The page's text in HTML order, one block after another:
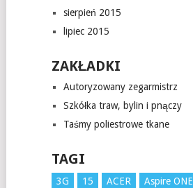
sierpień 2015
lipiec 2015
ZAKŁADKI
Autoryzowany zegarmistrz
Szkółka traw, bylin i pnączy
Taśmy poliestrowe tkane
TAGI
3G 15 ACER
Aspire ONE